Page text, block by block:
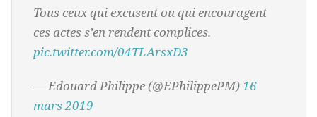
Tous ceux qui excusent ou qui encouragent
ces actes s’en rendent complices.
pic.twitter.com/04TLArsxD3
— Edouard Philippe (@EPhilippePM)16
mars 2019